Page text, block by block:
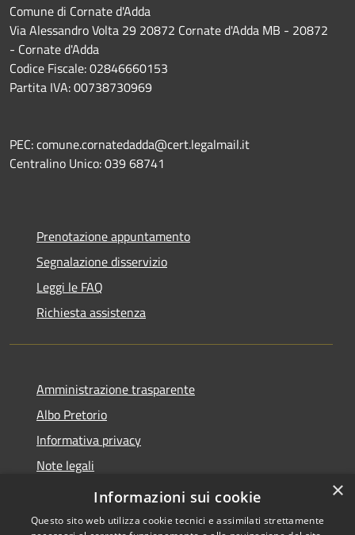
Comune di Cornate d'Adda
Via Alessandro Volta 29 20872 Cornate d'Adda MB - 20872
- Cornate d'Adda
Codice Fiscale: 02846660153
Partita IVA: 00738730969
PEC: comune.cornatedadda@cert.legalmail.it
Centralino Unico: 039 68741
Prenotazione appuntamento
Segnalazione disservizio
Leggi le FAQ
Richiesta assistenza
Amministrazione trasparente
Albo Pretorio
Informativa privacy
Note legali
Dichiarazione di accessibilità
×
Informazioni sui cookie
Questo sito web utilizza cookie tecnici e assimilati strettamente